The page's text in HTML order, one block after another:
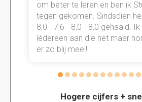
Hogere cijfers +
om beter te leren en ben ik
tegen gekomen. Sindsdien
8,0 - 7,6 - 8,0 - 8,0 gehaald.
íédereen aan die het maar
er zo blij mee!!